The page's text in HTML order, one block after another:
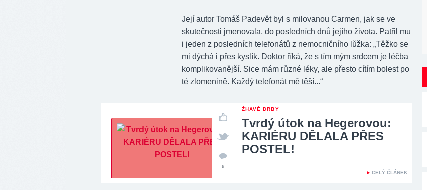
Její autor Tomáš Padevět byl s milovanou Carmen, jak se ve
skutečnosti jmenovala, do posledních dnů jejího života. Patřil mu
i jeden z posledních telefonátů z nemocničního lůžka: „Těžko se
mi dýchá i přes kyslík. Doktor říká, že s tím mým srdcem je léčba
komplikovanější. Sice mám různé léky, ale přesto cítím bolest po
té zlomenině. Každý telefonát mě těší...“
ŽHAVÉ DRBY
Tvrdý útok na Hegerovou:
KARIÉRU DĚLALA PŘES
POSTEL!
CELÝ ČLÁNEK
6